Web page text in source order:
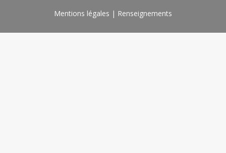
Mentions légales Renseignements